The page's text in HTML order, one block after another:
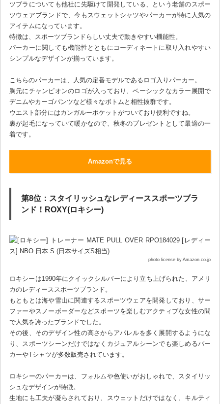
ツブラについても他社に先駆けて開発している、という老舗のスポー
ツウェアブランドで、今もスウェットシャツやパーカーが特に人気の
アイテムになっています。
特徴は、スポーツブランドらしい丈夫で動きやすい機能性。
パーカーに関しても機能性とともにコーディネートに取り入れやすい
シンプルなデザインが揃っています。
こちらのパーカーは、人気の定番モデルであるロゴ入りパーカー。
胸元にチャンピオンのロゴが入っており、ベーシックなカラー展開で
デニムやカーゴパンツなど様々なボトムと相性抜群です。
ウエスト部分にはカンガルーポケットがついており便利ですね。
裏が起毛になっていて暖かなので、秋冬のプレゼントとして最適の一
着です。
Amazonで見る
第8位：スタイリッシュなレディーススポーツブラ
ンド！ROXY(ロキシー)
photo license by Amazon.co.jp
ロキシーは1990年にクイックシルバーにより立ち上げられた、アメリ
カのレディーススポーツブランド。
もともとは海や雪山に関連するスポーツウェアを開発しており、サー
ファーやスノーボーダーなどスポーツを楽しむアクティブな女性の間
で人気を誇ったブランドでした。
その後、そのデザイン性の高さからアパレルを多く展開するようにな
り、スポーツシーンだけではなくカジュアルシーンでも楽しめるパー
カーやTシャツが多数販売されています。
ロキシーのパーカーは、フォルムや色使いがおしゃれで、スタイリッ
シュなデザインが特徴。
生地にも工夫が凝らされており、スウェットだけではなく、キルティ